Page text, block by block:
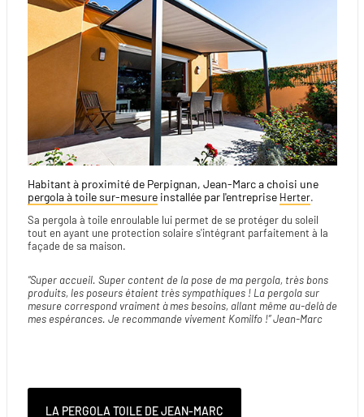
Habitant à proximité de Perpignan, Jean-Marc a choisi une
pergola à toile sur-mesureinstallée par l'entreprise Herter.
Sa pergola à toile enroulable lui permet de se protéger du soleil
tout en ayant une protection solaire s'intégrant parfaitement à la
façade de sa maison.
“Super accueil. Super content de la pose de ma pergola, très bons
produits, les poseurs étaient très sympathiques ! La pergola sur
mesure correspond vraiment à mes besoins, allant même au-delà de
mes espérances. Je recommande vivement Komilfo !” Jean-Marc
LA PERGOLA TOILE DE JEAN-MARC